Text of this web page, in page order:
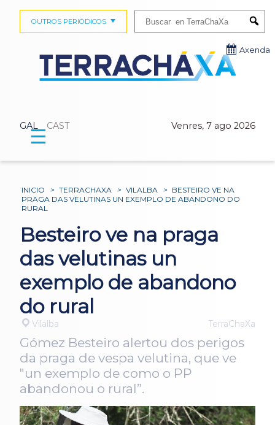
GAL CAST Venres, 7 ago 2026
OUTROS PERIÓDICOS
Axenda
☰
INICIO > TERRACHAXA > VILALBA > BESTEIRO VE NA
PRAGA DAS VELUTINAS UN EXEMPLO DE ABANDONO DO
RURAL
Besteiro ve na praga
das velutinas un
exemplo de abandono
do rural
Vilalba TerraChaXa
Gómez Besteiro alertou dos perigos
da praga de vespa velutina, que ve
"un exemplo de como o PP
abandonou o rural”.